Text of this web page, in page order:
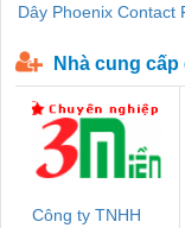
Dây Phoenix Contact
Nhà cung
Công ty TNHH